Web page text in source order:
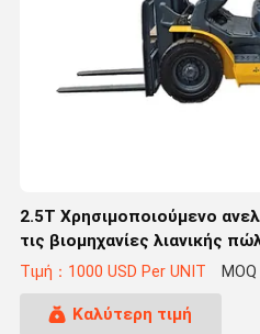
2.5Τ Χρησιμοποιούμενο
τις βιομηχανίες λιανικής
Τιμή：1000 USD Per UNIT
Καλύτερη τιμή